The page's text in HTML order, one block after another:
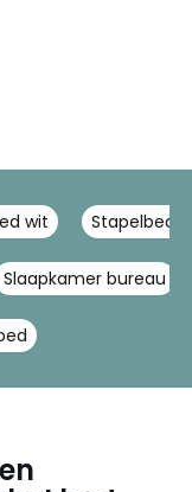
wit Stapelbed
Slaapkamer bureau